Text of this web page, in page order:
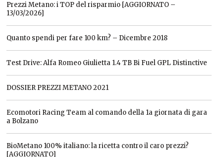
Prezzi Metano: i TOP del risparmio [AGGIORNATO –
13/03/2026]
Quanto spendi per fare 100 km? – Dicembre 2018
Test Drive: Alfa Romeo Giulietta 1.4 TB Bi Fuel GPL Distinctive
DOSSIER PREZZI METANO 2021
Ecomotori Racing Team al comando della 1a giornata di gara
a Bolzano
BioMetano 100% italiano: la ricetta contro il caro prezzi?
[AGGIORNATO]